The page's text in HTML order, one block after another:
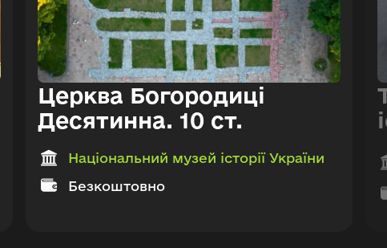
Церква Богородиці
Десятинна. 10 ст.
Національний музей історії України
Безкоштовно